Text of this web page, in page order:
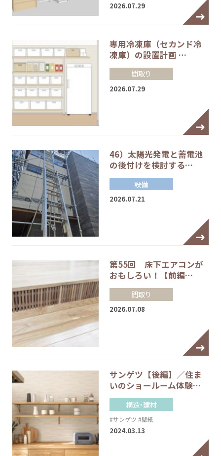
2026.07.29
専用冷凍庫（セカンド冷
凍庫）の設置計画 …
間取り
2026.07.29
46）太陽光発電と蓄電池
の後付けを検討する…
設備
2026.07.21
第55回 床下エアコンが
おもしろい！【前編…
間取り
2026.07.08
サンゲツ【後編】／住ま
いのショールーム体験…
構造・建材
#サンゲツ #壁紙
2024.03.13